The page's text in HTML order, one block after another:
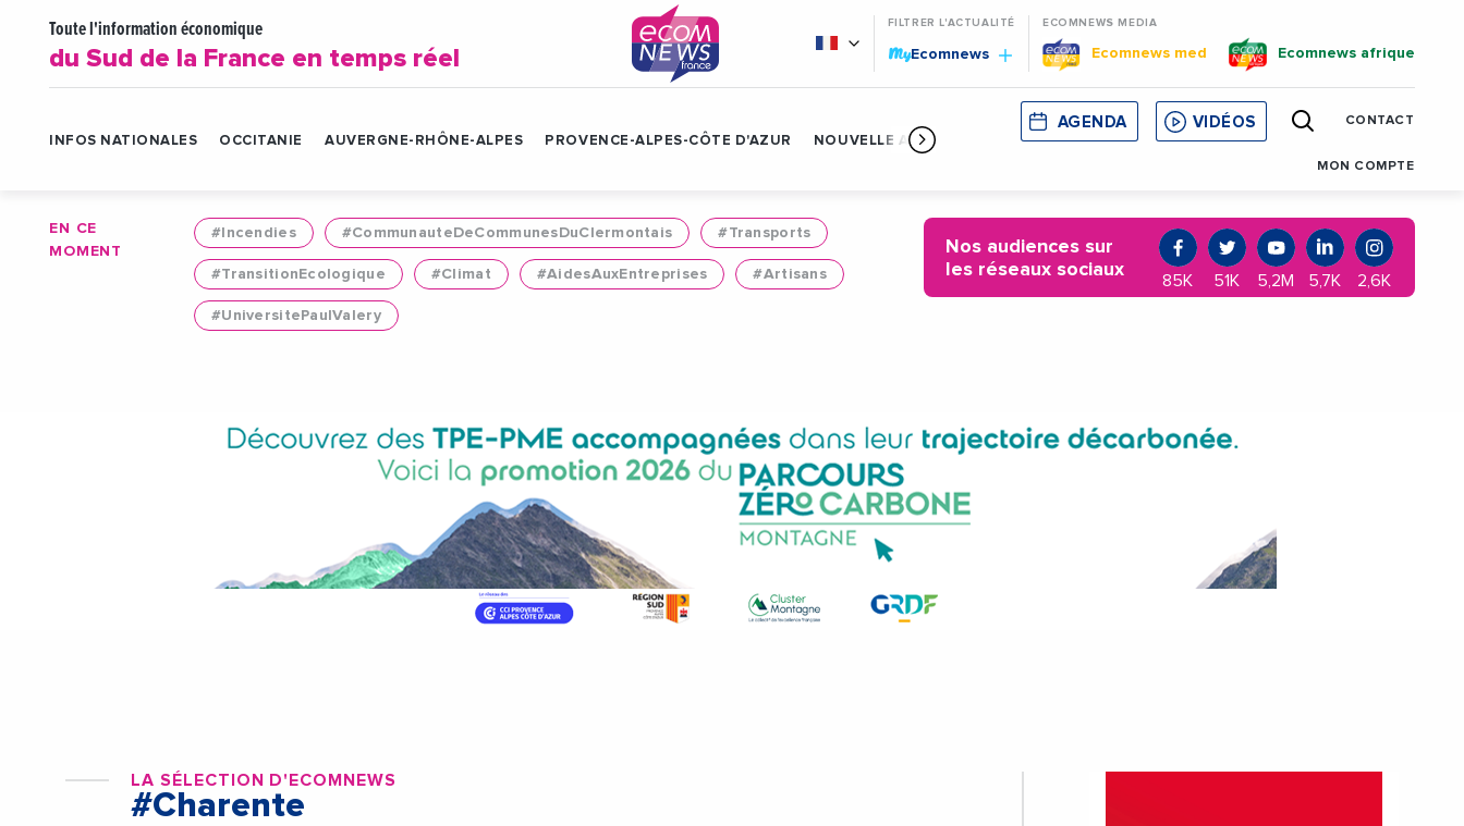
Toute l'information économique
du Sud de la France en temps réel
FILTRER L'ACTUALITÉ
MyEcomnews
ECOMNEWS MEDIA
Ecomnews med Ecomnews afrique
INFOS NATIONALES OCCITANIE AUVERGNE-RHÔNE-ALPES PROVENCE-ALPES-CÔTE D'AZUR NOUVELLE AQUITAINE CORSE MONACO CATALOGNE
AGENDA VIDÉOS CONTACT
MON COMPTE
EN CE
MOMENT
#Incendies #CommunauteDeCommunesDuClermontais #Transports
#TransitionEcologique #Climat #AidesAuxEntreprises #Artisans
#UniversitePaulValery
Nos audiences sur
les réseaux sociaux
85K 51K 5,2M 5,7K 2,6K
LA SÉLECTION D'ECOMNEWS
#Charente